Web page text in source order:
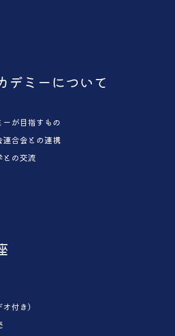
デミーについて
が目指すもの
合会との連携
との交流
付き）